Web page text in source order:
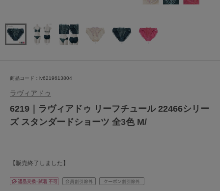
商品コード：lv6219613804
ラヴィアドゥ
6219｜ラヴィアドゥ リーフチュール 22466シリー
ズ スタンダードショーツ 全3色 M/
【販売終了しました】